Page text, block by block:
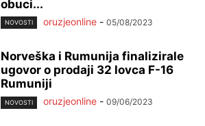
obuci...
NOVOSTI oruzjeonline - 05/08/2023
Norveška i Rumunija finalizirale
ugovor o prodaji 32 lovca F-16
Rumuniji
NOVOSTI oruzjeonline - 09/06/2023